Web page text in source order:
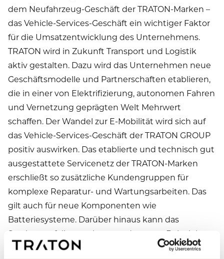
dem Neufahrzeug-Geschäft der TRATON-Marken –
das Vehicle-Services-Geschäft ein wichtiger Faktor
für die Umsatzentwicklung des Unternehmens.
TRATON wird in Zukunft Transport und Logistik
aktiv gestalten. Dazu wird das Unternehmen neue
Geschäftsmodelle und Partnerschaften etablieren,
die in einer von Elektrifizierung, autonomen Fahren
und Vernetzung geprägten Welt Mehrwert
schaffen. Der Wandel zur E-Mobilität wird sich auf
das Vehicle-Services-Geschäft der TRATON GROUP
positiv auswirken. Das etablierte und technisch gut
ausgestattete Servicenetz der TRATON-Marken
erschließt so zusätzliche Kundengruppen für
komplexe Reparatur- und Wartungsarbeiten. Das
gilt auch für neue Komponenten wie
Batteriesysteme. Darüber hinaus kann das
Serviceportfolio erweitert werden, zum Beispiel um
Ladevorgänge, Batterierecycling oder